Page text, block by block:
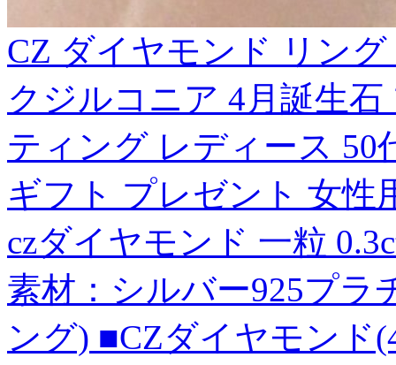
CZ ダイヤモンド リン
クジルコニア 4月誕生
ティング レディース 50
ギフト プレゼント 女性
czダイヤモンド 一粒
素材：シルバー925プラ
ング) ■CZダイヤモンド